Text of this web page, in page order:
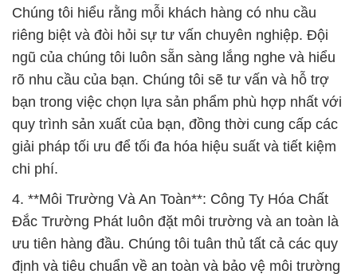
Chúng tôi hiểu rằng mỗi khách hàng có nhu cầu
riêng biệt và đòi hỏi sự tư vấn chuyên nghiệp. Đội
ngũ của chúng tôi luôn sẵn sàng lắng nghe và hiểu
rõ nhu cầu của bạn. Chúng tôi sẽ tư vấn và hỗ trợ
bạn trong việc chọn lựa sản phẩm phù hợp nhất với
quy trình sản xuất của bạn, đồng thời cung cấp các
giải pháp tối ưu để tối đa hóa hiệu suất và tiết kiệm
chi phí.
4. **Môi Trường Và An Toàn**: Công Ty Hóa Chất
Đắc Trường Phát luôn đặt môi trường và an toàn là
ưu tiên hàng đầu. Chúng tôi tuân thủ tất cả các quy
định và tiêu chuẩn về an toàn và bảo vệ môi trường